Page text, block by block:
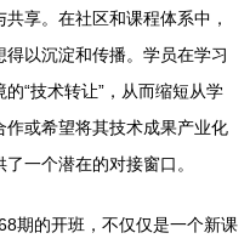
享。在社区和课程体系中，
以沉淀和传播。学员在学习
“技术转让”，从而缩短从学
或希望将其技术成果产业化
一个潜在的对接窗口。
期的开班，不仅仅是一个新课